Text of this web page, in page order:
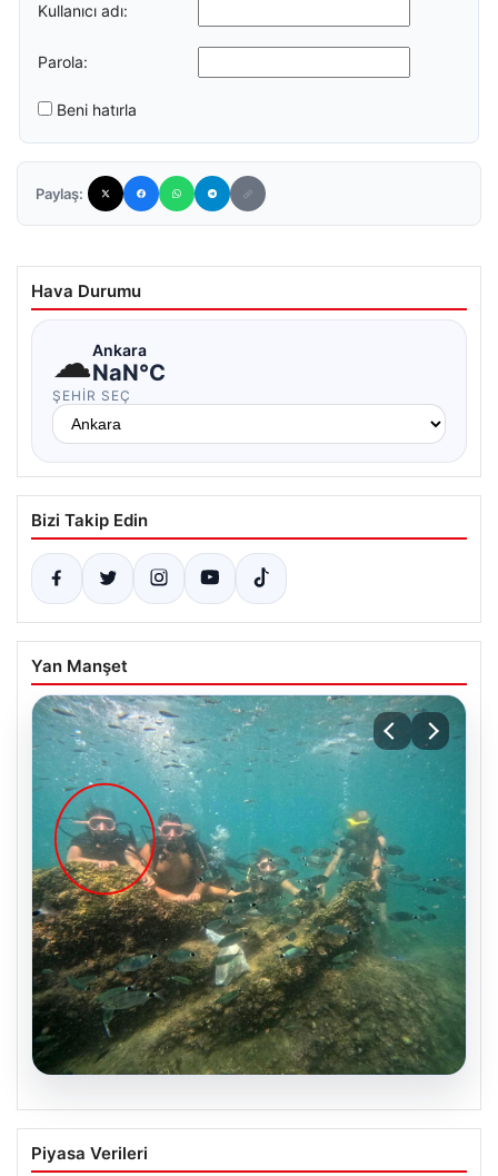
Kullanıcı adı:
Parola:
Beni hatırla
Paylaş:
Hava Durumu
☁Ankara
NaN°C
ŞEHIR SEÇ
Bizi Takip Edin
Yan Manşet
05.08.2026
Annesi yaşamını yitirmişti, kızı
Instagram’da yakaladı! Ölümlü scuba
Piyasa Verileri